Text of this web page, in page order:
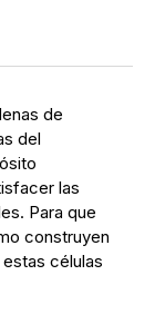
de
del
las
Para que
construyen
células